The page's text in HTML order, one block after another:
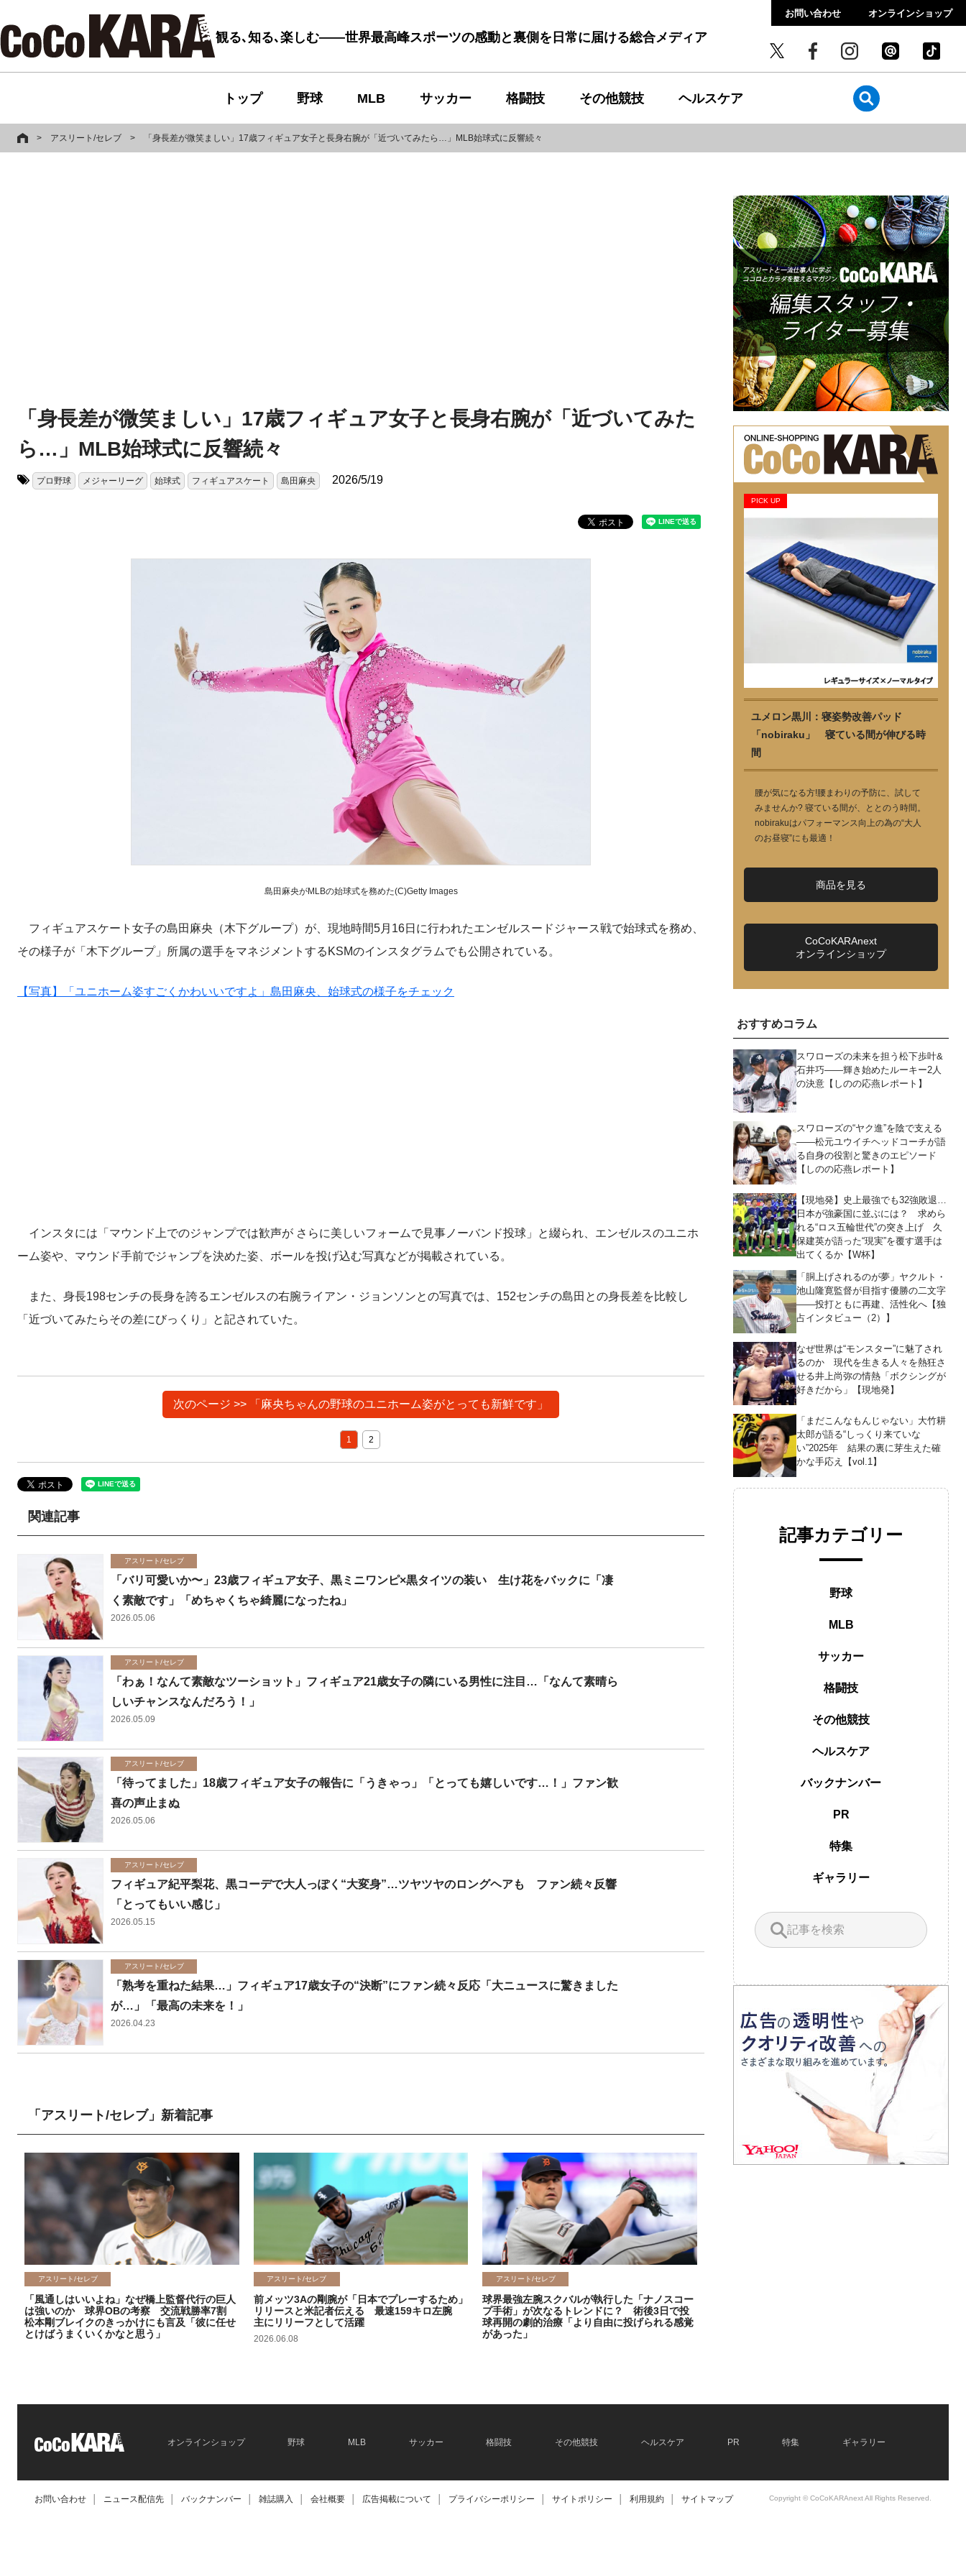
観る､知る､楽しむ――世界最高峰スポーツの感動と裏側を日常に届ける総合メディア
お問い合わせ オンラインショップ
トップ 野球 MLB サッカー 格闘技 その他競技 ヘルスケア
> アスリート/セレブ > 「身長差が微笑ましい」17歳フィギュア女子と長身右腕が「近づいてみたら…」MLB始球式に反響続々
「身長差が微笑ましい」17歳フィギュア女子と長身右腕が「近づいてみた
ら…」MLB始球式に反響続々
プロ野球 メジャーリーグ 始球式 フィギュアスケート 島田麻央 2026/5/19
島田麻央がMLBの始球式を務めた(C)Getty Images
フィギュアスケート女子の島田麻央（木下グループ）が、現地時間5月16日に行われたエンゼルスードジャース戦で始球式を務め、
その様子が「木下グループ」所属の選手をマネジメントするKSMのインスタグラムでも公開されている。
【写真】「ユニホーム姿すごくかわいいですよ」島田麻央、始球式の様子をチェック
インスタには「マウンド上でのジャンプでは歓声が さらに美しいフォームで見事ノーバンド投球」と綴られ、エンゼルスのユニホ
ーム姿や、マウンド手前でジャンプを決めた姿、ボールを投げ込む写真などが掲載されている。
また、身長198センチの長身を誇るエンゼルスの右腕ライアン・ジョンソンとの写真では、152センチの島田との身長差を比較し
「近づいてみたらその差にびっくり」と記されていた。
次のページ >> 「麻央ちゃんの野球のユニホーム姿がとっても新鮮です」
1 2
関連記事
アスリート/セレブ
「バリ可愛いか〜」23歳フィギュア女子、黒ミニワンピ×黒タイツの装い 生け花をバックに「凄
く素敵です」「めちゃくちゃ綺麗になったね」
2026.05.06
アスリート/セレブ
「わぁ！なんて素敵なツーショット」フィギュア21歳女子の隣にいる男性に注目…「なんて素晴ら
しいチャンスなんだろう！」
2026.05.09
アスリート/セレブ
「待ってました」18歳フィギュア女子の報告に「うきゃっ」「とっても嬉しいです…！」ファン歓
喜の声止まぬ
2026.05.06
アスリート/セレブ
フィギュア紀平梨花、黒コーデで大人っぽく“大変身”…ツヤツヤのロングヘアも ファン続々反響
「とってもいい感じ」
2026.05.15
アスリート/セレブ
「熟考を重ねた結果…」フィギュア17歳女子の“決断”にファン続々反応「大ニュースに驚きました
が…」「最高の未来を！」
2026.04.23
「アスリート/セレブ」新着記事
アスリート/セレブ
「風通しはいいよね」なぜ橋上監督代行の巨人
は強いのか 球界OBの考察 交流戦勝率7割
松本剛ブレイクのきっかけにも言及「彼に任せ
とけばうまくいくかなと思う」
アスリート/セレブ
前メッツ3Aの剛腕が「日本でプレーするため」
リリースと米記者伝える 最速159キロ左腕
主にリリーフとして活躍
2026.06.08
アスリート/セレブ
球界最強左腕スクバルが執行した「ナノスコー
プ手術」が次なるトレンドに？ 術後3日で投
球再開の劇的治療「より自由に投げられる感覚
があった」
PICK UP
ユメロン黒川：寝姿勢改善パッド
「nobiraku」 寝ている間が伸びる時
間
腰が気になる方!腰まわりの予防に、試して
みませんか? 寝ている間が、ととのう時間。
nobirakuはパフォーマンス向上の為の“大人
のお昼寝”にも最適！
商品を見る
CoCoKARAnext
オンラインショップ
おすすめコラム
スワローズの未来を担う松下歩叶&
石井巧――輝き始めたルーキー2人
の決意【しのの応燕レポート】
スワローズの“ヤク進”を陰で支える
――松元ユウイチヘッドコーチが語
る自身の役割と驚きのエピソード
【しのの応燕レポート】
【現地発】史上最強でも32強敗退…
日本が強豪国に並ぶには？ 求めら
れる“ロス五輪世代”の突き上げ 久
保建英が語った“現実”を覆す選手は
出てくるか【W杯】
「胴上げされるのが夢」ヤクルト・
池山隆寛監督が目指す優勝の二文字
――投打ともに再建、活性化へ【独
占インタビュー（2）】
なぜ世界は“モンスター”に魅了され
るのか 現代を生きる人々を熱狂さ
せる井上尚弥の情熱「ボクシングが
好きだから」【現地発】
「まだこんなもんじゃない」大竹耕
太郎が語る“しっくり来ていな
い”2025年 結果の裏に芽生えた確
かな手応え【vol.1】
記事カテゴリー
野球
MLB
サッカー
格闘技
その他競技
ヘルスケア
バックナンバー
PR
特集
ギャラリー
オンラインショップ 野球 MLB サッカー 格闘技 その他競技 ヘルスケア PR 特集 ギャラリー
お問い合わせ ニュース配信先 バックナンバー 雑誌購入 会社概要 広告掲載について プライバシーポリシー サイトポリシー 利用規約 サイトマップ Copyright © CoCoKARAnext All Rights Reserved.